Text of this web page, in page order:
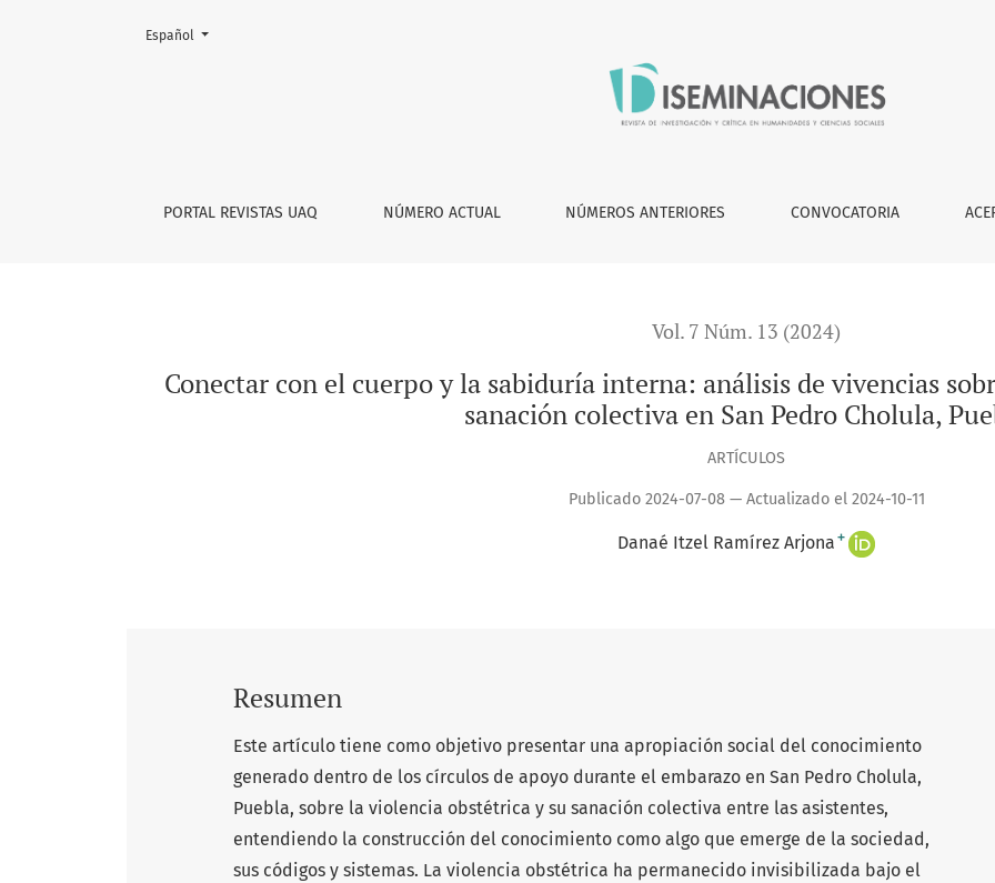
Conectar con el cuerpo y la sabiduría interna: análisis de vivencias sobre la Violencia Obstétrica y la
PORTAL REVISTAS UAQ NÚMERO ACTUAL NÚMEROS ANTERIORES CONVOCATORIA
Cambiar el idioma. El actual es:
Español
Vol. 7 Núm. 13 (2024)
Conectar con el cuerpo y la sabiduría interna: análisis de vivencias
sanación colectiva en San Pedro Cholula,
ARTÍCULOS
Publicado 2024-07-08 — Actualizado el 2024-10-11
Danaé Itzel Ramírez Arjona +
Resumen
Este artículo tiene como objetivo presentar una apropiación social del conocimiento
generado dentro de los círculos de apoyo durante el embarazo en San Pedro Cholula,
Puebla, sobre la violencia obstétrica y su sanación colectiva entre las asistentes,
entendiendo la construcción del conocimiento como algo que emerge de la sociedad,
sus códigos y sistemas. La violencia obstétrica ha permanecido invisibilizada bajo el